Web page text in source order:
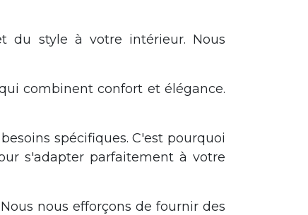
du style à votre intérieur. Nous
combinent confort et élégance.
spécifiques. C'est pourquoi
s'adapter parfaitement à votre
nous efforçons de fournir des